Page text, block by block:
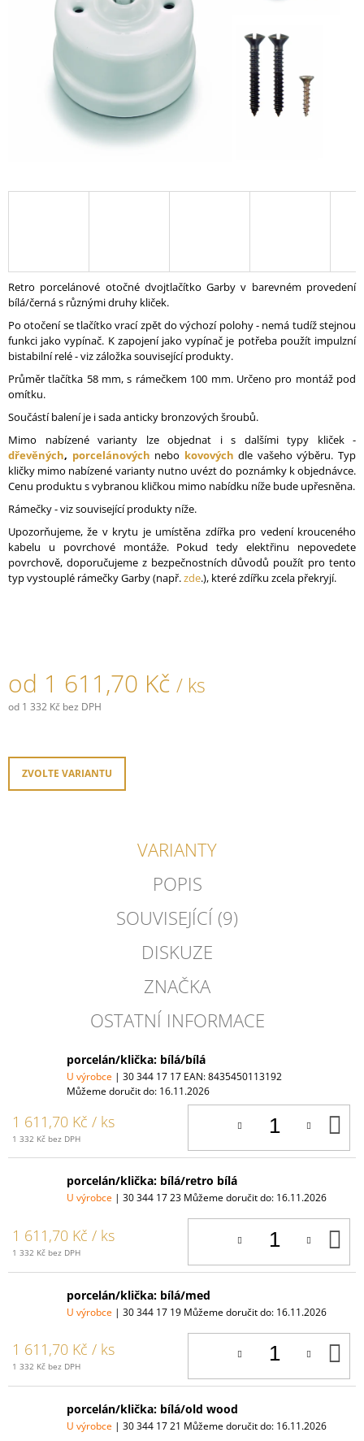
Retro porcelánové otočné dvojtlačítko Garby v barevném provedení
bílá/černá s různými druhy kliček.
Po otočení se tlačítko vrací zpět do výchozí polohy - nemá tudíž stejnou
funkci jako vypínač. K zapojení jako vypínač je potřeba použít impulzní
bistabilní relé - viz záložka související produkty.
Průměr tlačítka 58 mm, s rámečkem 100 mm. Určeno pro montáž pod
omítku.
Součástí balení je i sada anticky bronzových šroubů.
Mimo nabízené varianty lze objednat i s dalšími typy kliček -
dřevěných, porcelánových nebo kovovýchdle vašeho výběru. Typ
kličky mimo nabízené varianty nutno uvézt do poznámky k objednávce.
Cenu produktu s vybranou kličkou mimo nabídku níže bude upřesněna.
Rámečky - viz související produkty níže.
Upozorňujeme, že v krytu je umístěna zdířka pro vedení krouceného
kabelu u povrchové montáže. Pokud tedy elektřinu nepovedete
povrchově, doporučujeme z bezpečnostních důvodů použít pro tento
typ vystouplé rámečky Garby (např.zde.), které zdířku zcela překryjí.
od 1 611,70 Kč / ks
od 1 332 Kč bez DPH
ZVOLTE VARIANTU
VARIANTY
POPIS
SOUVISEJÍCÍ (9)
DISKUZE
ZNAČKA
OSTATNÍ INFORMACE
porcelán/klička: bílá/bílá
U výrobce | 30 344 17 17 EAN:8435450113192
Můžeme doručit do: 16.11.2026
1 611,70 Kč / ks
1 332 Kč bez DPH
porcelán/klička: bílá/retro bílá
U výrobce | 30 344 17 23 Můžeme doručit do: 16.11.2026
1 611,70 Kč / ks
1 332 Kč bez DPH
porcelán/klička: bílá/med
U výrobce | 30 344 17 19 Můžeme doručit do: 16.11.2026
1 611,70 Kč / ks
1 332 Kč bez DPH
porcelán/klička: bílá/old wood
U výrobce | 30 344 17 21 Můžeme doručit do: 16.11.2026
O
P
O
U
Č
U
J
E
M
E
KABELOVÁ
ÚCHYTKA
PORCELÁNOVÁ
HNĚDÁ
45,30
Kč